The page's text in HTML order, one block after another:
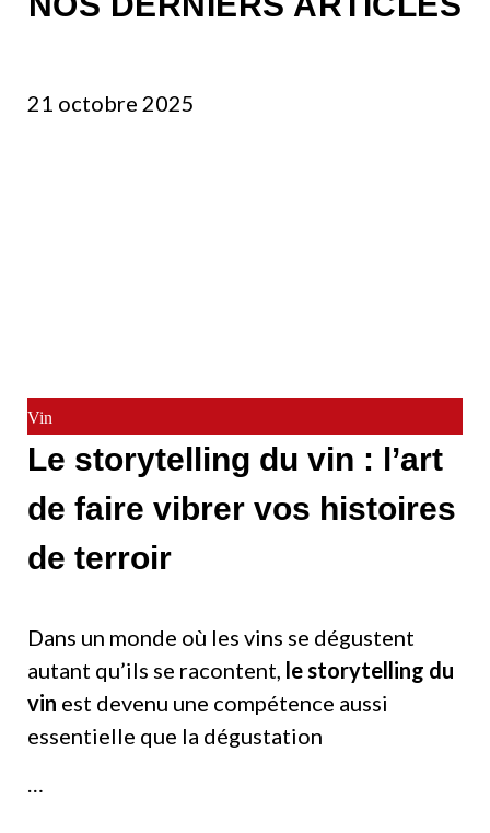
Vin
21 octobre 2025
Le storytelling du vin : l’art
de faire vibrer vos histoires
de terroir
Dans un monde où les vins se dégustent
autant qu’ils se racontent, le storytelling du
vin est devenu une compétence aussi
essentielle que la dégustation
…